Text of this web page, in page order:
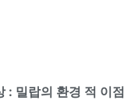
: 밀랍의 환경 적 이점